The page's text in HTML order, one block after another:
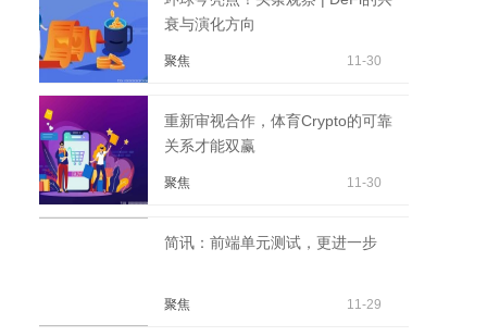
衰与演化方向
聚焦 11-30
重新审视合作，体育Crypto的可靠
关系才能双赢
聚焦 11-30
简讯：前端单元测试，更进一步
聚焦 11-29